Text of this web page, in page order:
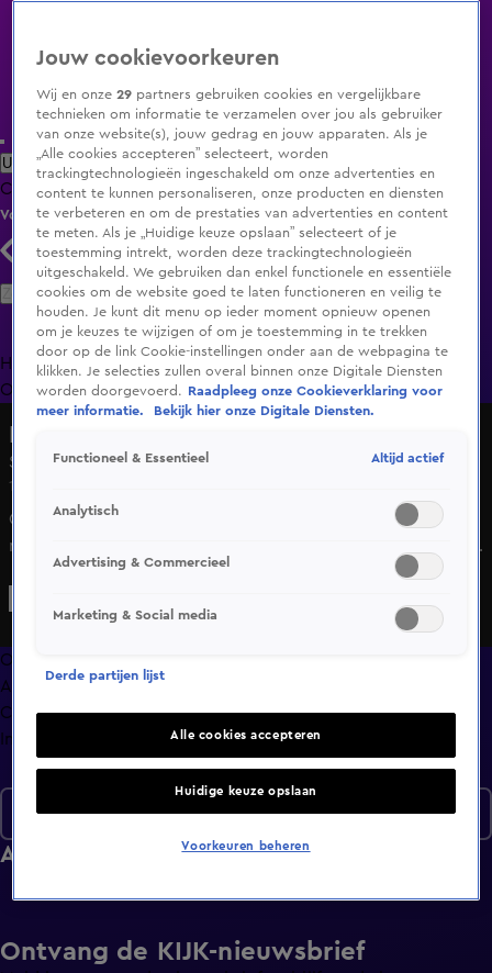
Uitzending Gemist Populaire programma's Zenders Genres
ClipsFilmsRadioSmart TV inlogShop
Volg KIJK
Zoeken
HomeUitzending Gemist Programma's De Bondgenoten
OranjezomerLivestreamsShop
Seizoen Nieuws van de Dag, aflevering 94
15 mei 2025, 18:05
Oorlog in Gaza wordt door demonstranten geïmporteerd
naar Nederland. Amsterdammers kunnen wel wat troost
gebruiken. Vredesbesprekingen en NAVO-beraad in
Overzicht
Afleveringen
Clips
Info
Afleveringen
Nieuws van de Dag
Ontvang de KIJK-nieuwsbrief
Jouw cookievoorkeuren
Wij en onze29 partners gebruiken cookies en vergelijkbare
technieken om informatie te verzamelen over jou als gebruiker
van onze website(s), jouw gedrag en jouw apparaten. Als je
„Alle cookies accepteren” selecteert, worden
trackingtechnologieën ingeschakeld om onze advertenties en
content te kunnen personaliseren, onze producten en diensten
te verbeteren en om de prestaties van advertenties en content
te meten. Als je „Huidige keuze opslaan” selecteert of je
toestemming intrekt, worden deze trackingtechnologieën
uitgeschakeld. We gebruiken dan enkel functionele en essentiële
cookies om de website goed te laten functioneren en veilig te
houden. Je kunt dit menu op ieder moment opnieuw openen
om je keuzes te wijzigen of om je toestemming in te trekken
door op de link Cookie-instellingen onder aan de webpagina te
klikken. Je selecties zullen overal binnen onze Digitale Diensten
worden doorgevoerd.
Raadpleeg onze Cookieverklaring voor
meer informatie.
Bekijk hier onze Digitale Diensten.
Functioneel & Essentieel Altijd actief
Analytisch
Advertising & Commercieel
Marketing & Social media
Derde partijen lijst
Alle cookies accepteren
Huidige keuze opslaan
Voorkeuren beheren